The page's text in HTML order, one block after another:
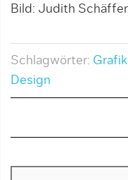
Bild: Judith Schäffer
Schlagwörter:
Design